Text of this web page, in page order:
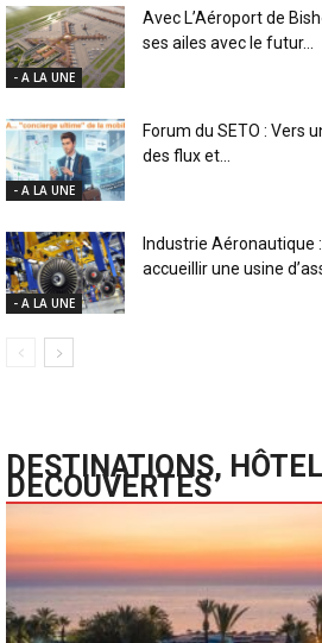
- A LA UNE
Avec L’Aéroport de
ses ailes avec le futur...
- A LA UNE
Forum du SETO : Vers
des flux et...
- A LA UNE
Industrie Aéronautique
accueillir une usine
DESTINATIONS,
DECOUVERTES